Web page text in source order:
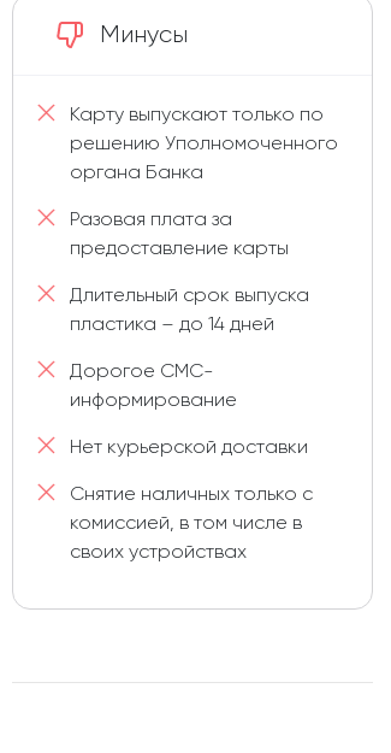
Минусы
Карту выпускают только по
решению Уполномоченного
органа Банка
Разовая плата за
предоставление карты
Длительный срок выпуска
пластика – до 14 дней
Дорогое СМС-
информирование
Нет курьерской доставки
Снятие наличных только с
комиссией, в том числе в
своих устройствах